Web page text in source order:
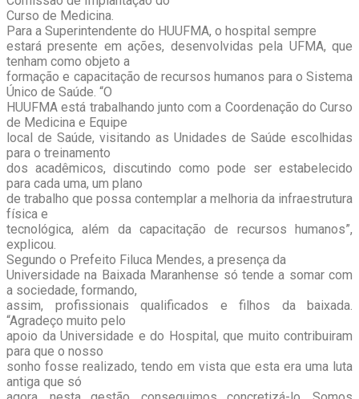
Curso de Medicina.
Para a Superintendente do HUUFMA, o hospital sempre
estará presente em ações, desenvolvidas pela UFMA, que
tenham como objeto a
formação e capacitação de recursos humanos para o Sistema
Único de Saúde. “O
HUUFMA está trabalhando junto com a Coordenação do Curso
de Medicina e Equipe
local de Saúde, visitando as Unidades de Saúde escolhidas
para o treinamento
dos acadêmicos, discutindo como pode ser estabelecido
para cada uma, um plano
de trabalho que possa contemplar a melhoria da infraestrutura
física e
tecnológica, além da capacitação de recursos humanos”,
explicou.
Segundo o Prefeito Filuca Mendes, a presença da
Universidade na Baixada Maranhense só tende a somar com
a sociedade, formando,
assim, profissionais qualificados e filhos da baixada.
“Agradeço muito pelo
apoio da Universidade e do Hospital, que muito contribuiram
para que o nosso
sonho fosse realizado, tendo em vista que esta era uma luta
antiga que só